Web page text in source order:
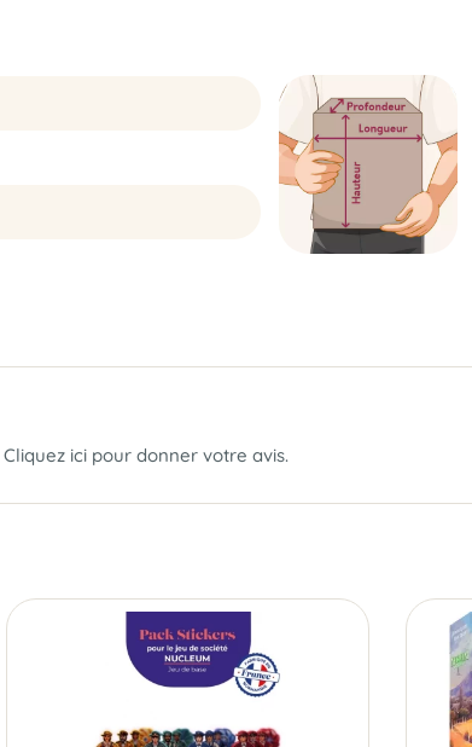
Cliquez ici pour donner votre avis.